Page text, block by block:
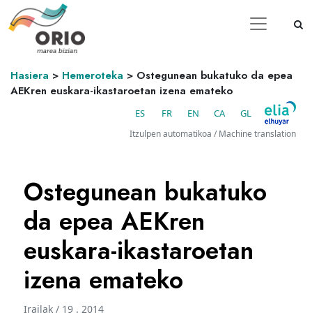
Hasiera > Hemeroteka > Ostegunean bukatuko da epea
AEKren euskara-ikastaroetan izena emateko
ES FR EN CA GL
Itzulpen automatikoa / Machine translation
Ostegunean bukatuko
da epea AEKren
euskara-ikastaroetan
izena emateko
Irailak / 19 . 2014